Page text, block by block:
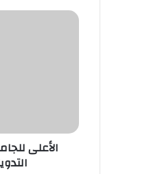
الأعلى
العالمية.
الأعلى